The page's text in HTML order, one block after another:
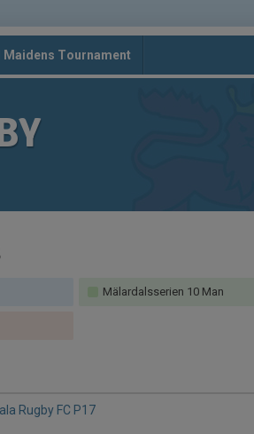
Maidens Tournament
Mälardalsserien 10 Man
Rugby FC P17